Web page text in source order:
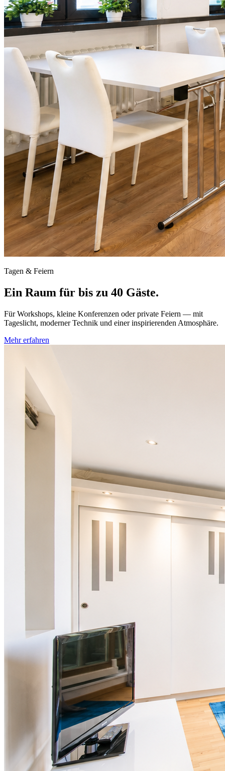
Tagen & Feiern
Ein Raum für bis zu 40 Gäste.
Für Workshops, kleine Konferenzen oder private Feiern — mit
Tageslicht, moderner Technik und einer inspirierenden Atmosphäre.
Mehr erfahren